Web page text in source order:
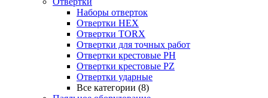
Наборы отверток
Отвертки HEX
Отвертки TORX
Отвертки для точных работ
Отвертки крестовые PH
Отвертки крестовые PZ
Отвертки ударные
Все категории (8)